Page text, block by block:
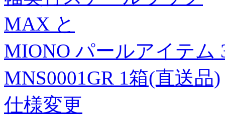
MAX と
MIONO パールアイテム
MNS0001GR 1箱(直送品)
仕様変更